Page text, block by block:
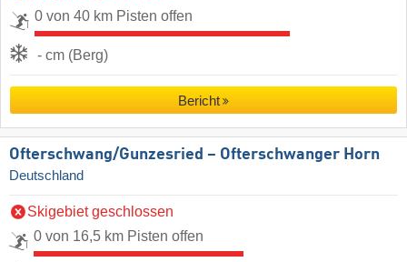
0 von 40 km Pisten offen
- cm (Berg)
Bericht
Ofterschwang/​Gunzesried – Ofterschwanger Horn
Deutschland
Skigebiet geschlossen
0 von 16,5 km Pisten offen